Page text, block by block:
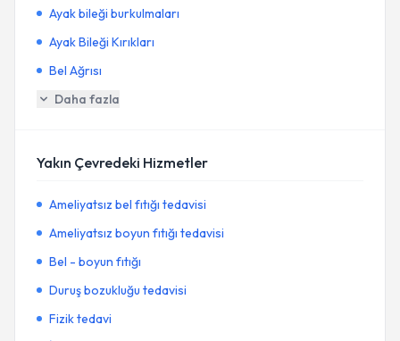
Ayak bileği burkulmaları
Ayak Bileği Kırıkları
Bel Ağrısı
Daha fazla
Yakın Çevredeki Hizmetler
Ameliyatsız bel fıtığı tedavisi
Ameliyatsız boyun fıtığı tedavisi
Bel - boyun fıtığı
Duruş bozukluğu tedavisi
Fizik tedavi